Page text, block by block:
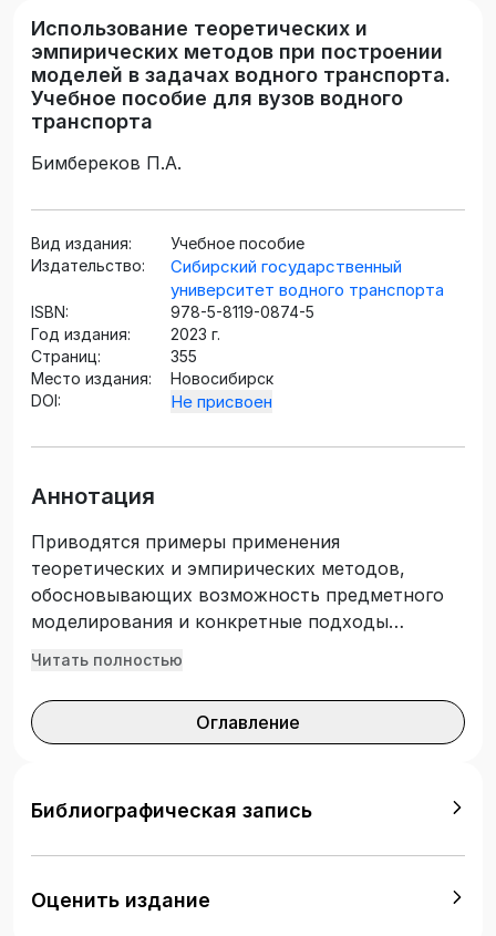
Использование теоретических и
эмпирических методов при построении
моделей в задачах водного транспорта.
Учебное пособие для вузов водного
транспорта
Бимбереков П.А.
Вид издания:
Учебное пособие
Издательство:
Сибирский государственный
университет водного транспорта
ISBN:
978-5-8119-0874-5
Год издания:
2023 г.
Страниц:
355
Место издания:
Новосибирск
DOI:
Не присвоен
Аннотация
Приводятся примеры применения
теоретических и эмпирических методов,
обосновывающих возможность предметного
моделирования и конкретные подходы
предметного моделирования в областях
частные задачи использования некоторых
методов научного исследования
задачам водного транспорта. Книга является
основным и дополнительным
профессиональным дисциплинам, в том числе
для научных исследований, практической и
Читать полностью
Оглавление
Библиографическая запись
Оценить издание